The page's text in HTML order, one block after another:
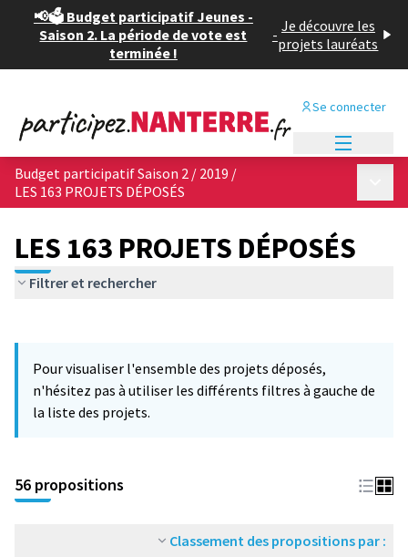
📢🗳️ Budget participatif Jeunes -
Saison 2. La période de vote est
terminée !
- Je découvre les
projets lauréats
Se connecter
Budget participatif Saison 2 / 2019 /
LES 163 PROJETS DÉPOSÉS
LES 163 PROJETS DÉPOSÉS
Filtrer et rechercher
−
Pour visualiser l'ensemble des projets déposés,
n'hésitez pas à utiliser les différents filtres à gauche de
la liste des projets.
56 propositions
Classement des propositions par :